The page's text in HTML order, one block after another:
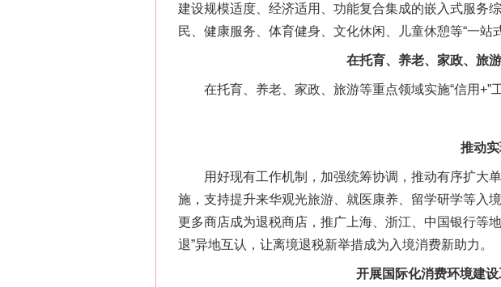
建设规模适度、经济适用、功能复合集成的嵌入式服务
民、健康服务、体育健身、文化休闲、儿童休憩等“一站式
在托育、养老、家政、旅游
在托育、养老、家政、旅游等重点领域实施“信用+”
推动
用好现有工作机制，加强统筹协调，推动有序扩大单
施，支持提升来华观光旅游、就医康养、留学研学等入
更多商店成为退税商店，推广上海、浙江、中国银行等
退”异地互认，让离境退税新举措成为入境消费新助力。
开展国际化消费环境建